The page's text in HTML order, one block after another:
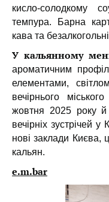
кисло-солодкому
темпура. Барна
кава та
У кальянному
ароматичним
елементами,
вечірнього
жовтня 2025 року й
вечірніх зустрічей
нові заклади Києва,
кальян.
e.m.bar